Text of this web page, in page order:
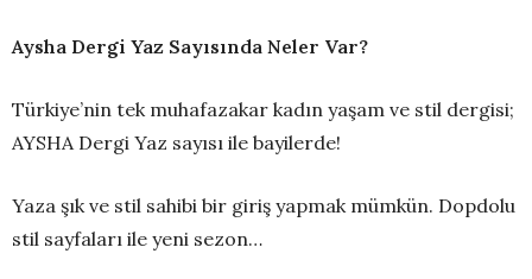
Aysha Dergi Yaz Sayısında Neler Var?
Türkiye’nin tek muhafazakar kadın yaşam ve stil dergisi;
AYSHA Dergi Yaz sayısı ile bayilerde!
Yaza şık ve stil sahibi bir giriş yapmak mümkün. Dopdolu
stil sayfaları ile yeni sezon…